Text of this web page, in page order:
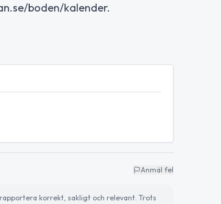
boden/kalender.
Anmäl fel
korrekt, sakligt och relevant. Trots